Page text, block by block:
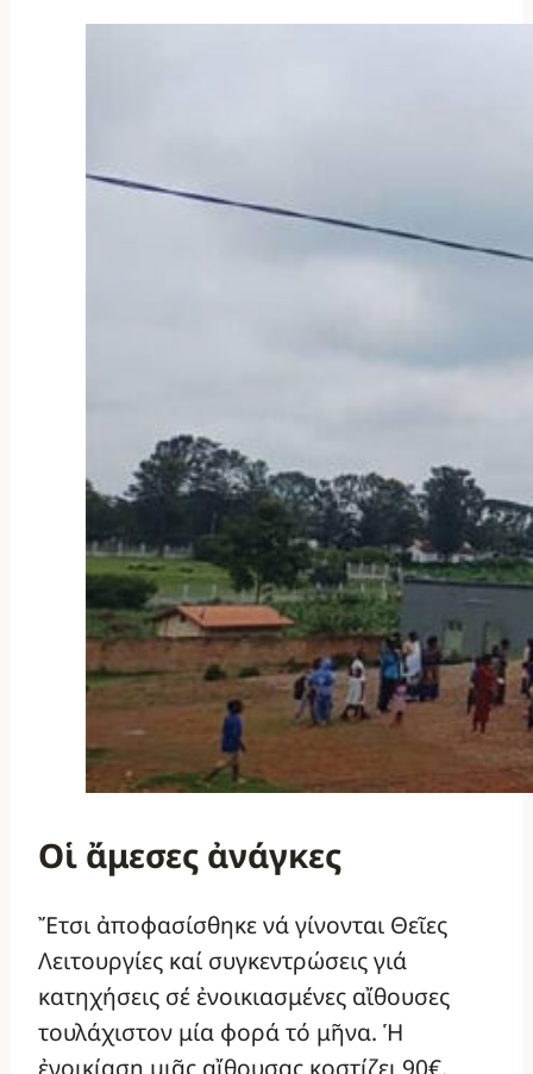
Οἱ ἄμεσες ἀνάγκες
Ἔτσι ἀποφασίσθηκε νά γίνονται Θεῖες
Λειτουργίες καί συγκεντρώσεις γιά
κατηχήσεις σέ ἐνοικιασμένες αἴθουσες
τουλάχιστον μία φορά τό μῆνα. Ἡ
ἐνοικίαση μιᾶς αἴθουσας κοστίζει 90€.